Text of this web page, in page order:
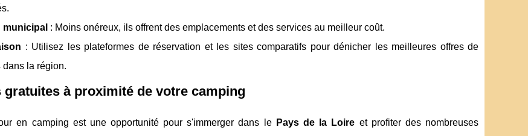
: Moins onéreux, ils offrent des emplacements et des services au meilleur coût.
: Utilisez les plateformes de réservation et les sites comparatifs pour dénicher les meilleures offres de
dans la région.
à proximité de votre camping
en camping est une opportunité pour s'immerger dans le Pays de la Loire et profiter des nombreuses